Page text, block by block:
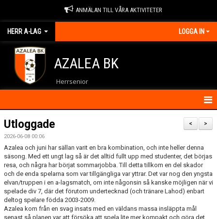
ANMÄLAN TILL VÅRA AKTIVITETER
HERR A-LAG LOGGA IN
AZALEA BK
Herrsenior
HEM
NYHETER
KALENDER
MATCHER
TRUPPEN
>
<
Utloggade
2026-06-08 00:06
Azalea och juni har sällan varit en bra kombination, och inte heller denna
säsong. Med ett ungt lag så är det alltid fullt upp med studenter, det börjas
resa, och några har börjat sommarjobba. Till detta tillkom en del skador
och de enda spelarna som var tillgängliga var yttrar. Det var nog den yngsta
elvan/truppen i en a-lagsmatch, om inte någonsin så kanske möjligen när vi
spelade div 7, där det förutom undertecknad (och tränare Lahod) enbart
deltog spelare födda 2003-2009.
Azalea kom från en svag insats med en väldans massa insläppta mål
senast så planen var att försöka att spela lite mer kompakt och göra det